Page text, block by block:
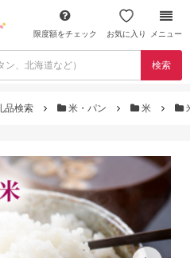
限度額をチェック お気に入り メニュー
検索
品検索 米・パン 米